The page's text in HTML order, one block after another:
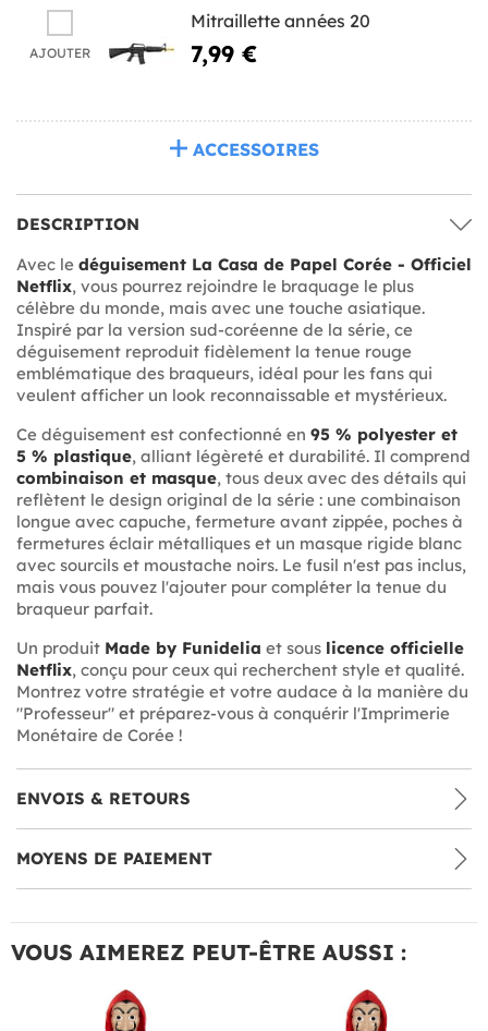
AJOUTER
Mitraillette années 20
7,99 €
ACCESSOIRES
DESCRIPTION
Avec le déguisement La Casa de Papel Corée - Officiel
Netflix, vous pourrez rejoindre le braquage le plus
célèbre du monde, mais avec une touche asiatique.
Inspiré par la version sud-coréenne de la série, ce
déguisement reproduit fidèlement la tenue rouge
emblématique des braqueurs, idéal pour les fans qui
veulent afficher un look reconnaissable et mystérieux.
Ce déguisement est confectionné en 95 % polyester et
5 % plastique, alliant légèreté et durabilité. Il comprend
combinaison et masque, tous deux avec des détails qui
reflètent le design original de la série : une combinaison
longue avec capuche, fermeture avant zippée, poches à
fermetures éclair métalliques et un masque rigide blanc
avec sourcils et moustache noirs. Le fusil n'est pas inclus,
mais vous pouvez l'ajouter pour compléter la tenue du
braqueur parfait.
Un produit Made by Funidelia et sous licence officielle
Netflix, conçu pour ceux qui recherchent style et qualité.
Montrez votre stratégie et votre audace à la manière du
"Professeur" et préparez-vous à conquérir l'Imprimerie
Monétaire de Corée !
ENVOIS & RETOURS
MOYENS DE PAIEMENT
VOUS AIMEREZ PEUT-ÊTRE AUSSI :